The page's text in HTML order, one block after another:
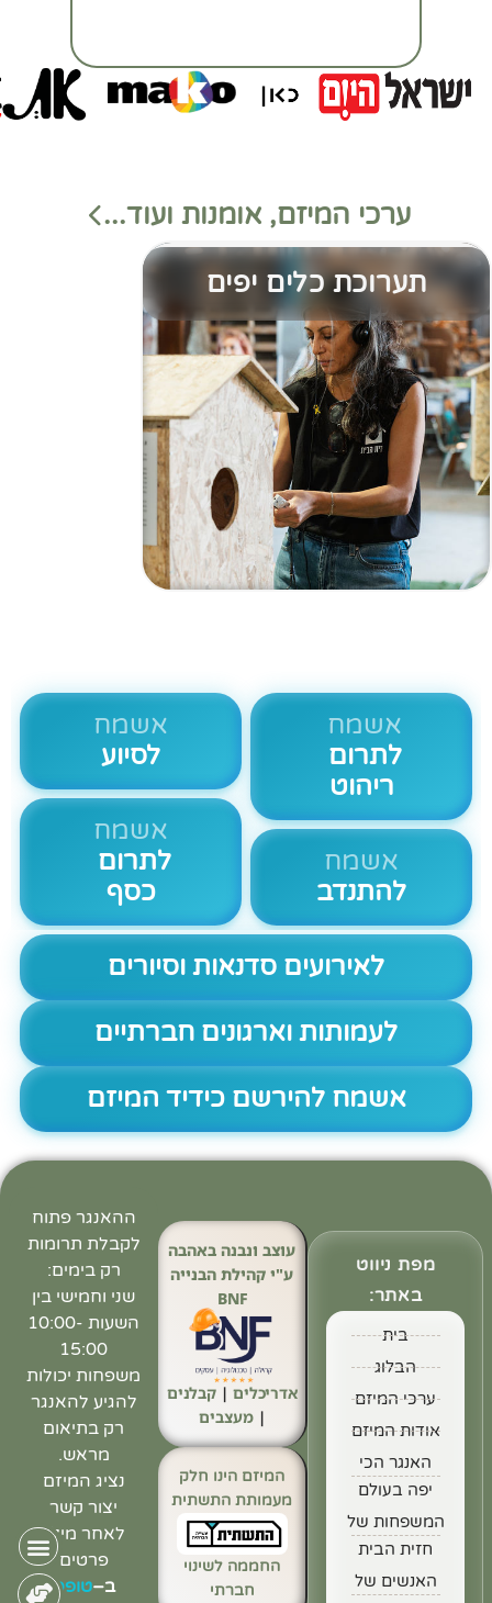
ערכי המיזם, אומנות ועוד...
תערוכת כלים יפים
אשמח
לתרום
ריהוט
אשמח
להתנדב
אשמח
לסיוע
אשמח
לתרום
כסף
לאירועים סדנאות וסיורים
לעמותות וארגונים חברתיים
אשמח להירשם כידיד המיזם
מפת ניווט
באתר:
בית
הבלוג
ערכי המיזם
אודות המיזם
האנגר הכי
יפה בעולם
המשפחות של
חזית הבית
האנשים של
ההאנגר פתוח
לקבלת תרומות
רק בימים:
שני וחמישי בין
השעות 10:00-
15:00
משפחות יכולות
להגיע להאנגר
רק בתיאום
מראש.
נציג המיזם
יצור קשר
לאחר מילוי
פרטים
ב–טופס
עוצב ונבנה באהבה
ע"י קהילת הבנייה
BNF
אדריכלים | קבלנים
|מעצבים
המיזם הינו חלק
מעמותת התשתית
החממה לשינוי
חברתי